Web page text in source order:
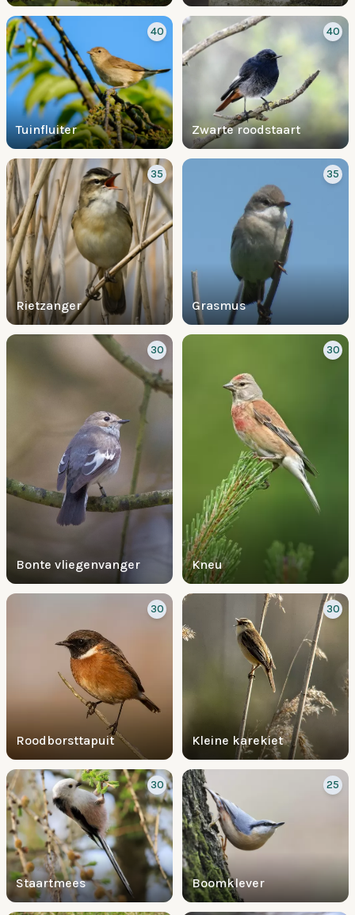
Tuinfluiter
40
Zwarte roodstaart
40
Rietzanger
35
Grasmus
35
Bonte vliegenvanger
30
Kneu
30
Roodborsttapuit
30
Kleine karekiet
30
Staartmees
30
Boomklever
25